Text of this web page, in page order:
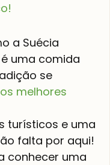
a Suécia
é uma comida
se
melhores
turísticos e uma
falta por aqui!
conhecer uma